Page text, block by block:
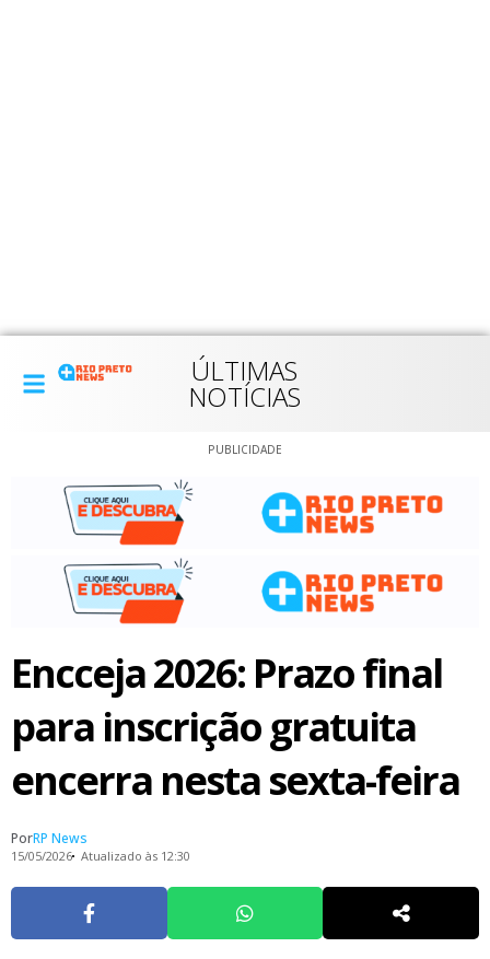
ÚLTIMAS
NOTÍCIAS
PUBLICIDADE
Encceja 2026: Prazo final
para inscrição gratuita
encerra nesta sexta-feira
PorRP News
15/05/2026 Atualizado às 12:30